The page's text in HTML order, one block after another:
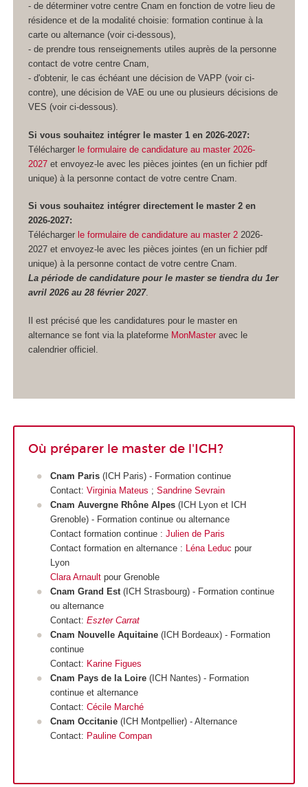
- de déterminer votre centre Cnam en fonction de votre lieu de
résidence et de la modalité choisie: formation continue à la
carte ou alternance (voir ci-dessous),
- de prendre tous renseignements utiles auprès de la personne
contact de votre centre Cnam,
- d'obtenir, le cas échéant une décision de VAPP (voir ci-
contre), une décision de VAE ou une ou plusieurs décisions de
VES (voir ci-dessous).
Si vous souhaitez intégrer le master 1 en 2026-2027:
Télécharger le formulaire de candidature au master 2026-
2027 et envoyez-le avec les pièces jointes (en un fichier pdf
unique) à la personne contact de votre centre Cnam.
Si vous souhaitez intégrer directement le master 2 en
2026-2027:
Télécharger le formulaire de candidature au master 2 2026-
2027 et envoyez-le avec les pièces jointes (en un fichier pdf
unique) à la personne contact de votre centre Cnam.
La période de candidature pour le master se tiendra du 1er
avril 2026 au 28 février 2027.
Il est précisé que les candidatures pour le master en
alternance se font via la plateforme MonMaster avec le
calendrier officiel.
Où préparer le master de l'ICH?
Cnam Paris (ICH Paris) - Formation continue
Contact: Virginia Mateus ; Sandrine Sevrain
Cnam Auvergne Rhône Alpes (ICH Lyon et ICH
Grenoble) - Formation continue ou alternance
Contact formation continue : Julien de Paris
Contact formation en alternance : Léna Leduc pour
Lyon
Clara Arnault pour Grenoble
Cnam Grand Est (ICH Strasbourg) - Formation continue
ou alternance
Contact: Eszter Carrat
Cnam Nouvelle Aquitaine (ICH Bordeaux) - Formation
continue
Contact: Karine Figues
Cnam Pays de la Loire (ICH Nantes) - Formation
continue et alternance
Contact: Cécile Marché
Cnam Occitanie (ICH Montpellier) - Alternance
Contact: Pauline Compan